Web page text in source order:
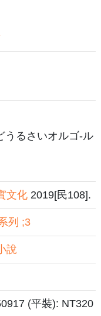
うるさいオルゴ-ル
文化 2019[民108].
列 ;3
說
(平裝): NT320